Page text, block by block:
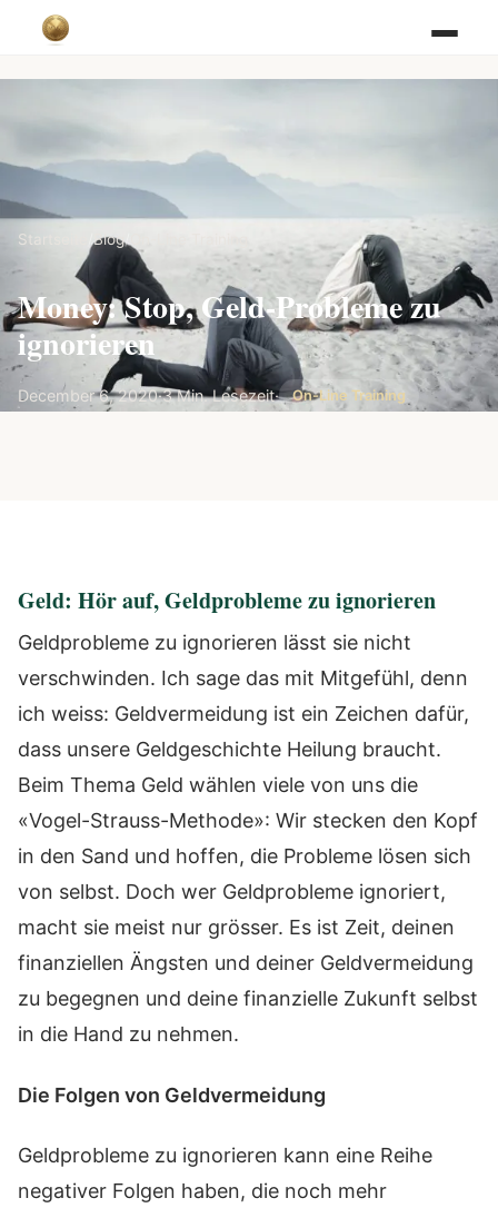
Startseite Blog/
Money: Stop, Geld-Probleme zu
ignorieren
December 6, 2020·3 Min. Lesezeit· On-Line Training
Geld: Hör auf, Geldprobleme zu ignorieren
Geldprobleme zu ignorieren lässt sie nicht
verschwinden. Ich sage das mit Mitgefühl, denn
ich weiss: Geldvermeidung ist ein Zeichen dafür,
dass unsere Geldgeschichte Heilung braucht.
Beim Thema Geld wählen viele von uns die
«Vogel-Strauss-Methode»: Wir stecken den Kopf
in den Sand und hoffen, die Probleme lösen sich
von selbst. Doch wer Geldprobleme ignoriert,
macht sie meist nur grösser. Es ist Zeit, deinen
finanziellen Ängsten und deiner Geldvermeidung
zu begegnen und deine finanzielle Zukunft selbst
in die Hand zu nehmen.
Die Folgen von Geldvermeidung
Geldprobleme zu ignorieren kann eine Reihe
negativer Folgen haben, die noch mehr